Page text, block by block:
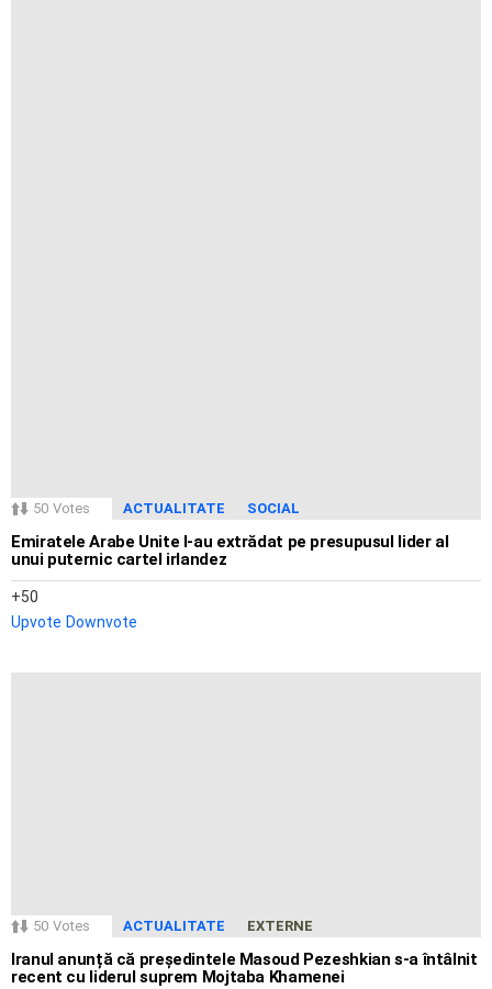
50 Votes ACTUALITATE SOCIAL
Emiratele Arabe Unite l-au extrădat pe presupusul lider al
unui puternic cartel irlandez
50
Upvote Downvote
50 Votes ACTUALITATE EXTERNE
Iranul anunță că președintele Masoud Pezeshkian s-a întâlnit
recent cu liderul suprem Mojtaba Khamenei